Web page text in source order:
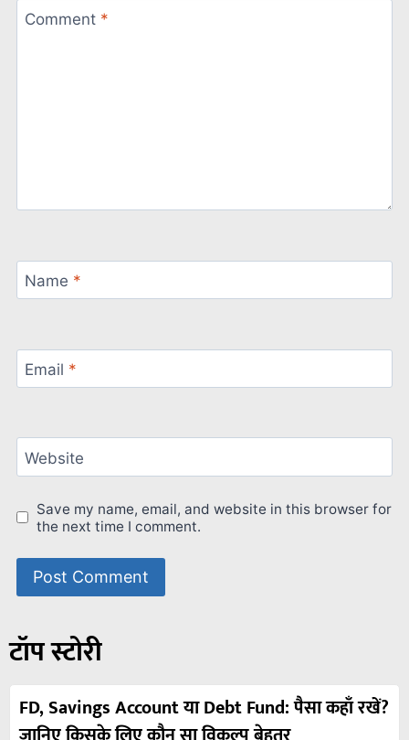
Comment *
Name *
Email *
Website
Save my name, email, and website in this browser for
the next time I comment.
टॉप स्टोरी
FD, Savings Account या Debt Fund: पैसा कहाँ रखें?